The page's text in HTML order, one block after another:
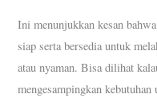
Ini menunjukkan kesan
siap serta bersedia untuk
atau nyaman. Bisa dilihat
mengesampingkan